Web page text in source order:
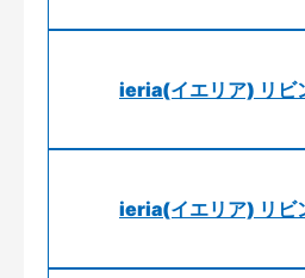
ieria(イエリア) リビ
ieria(イエリア) リビ